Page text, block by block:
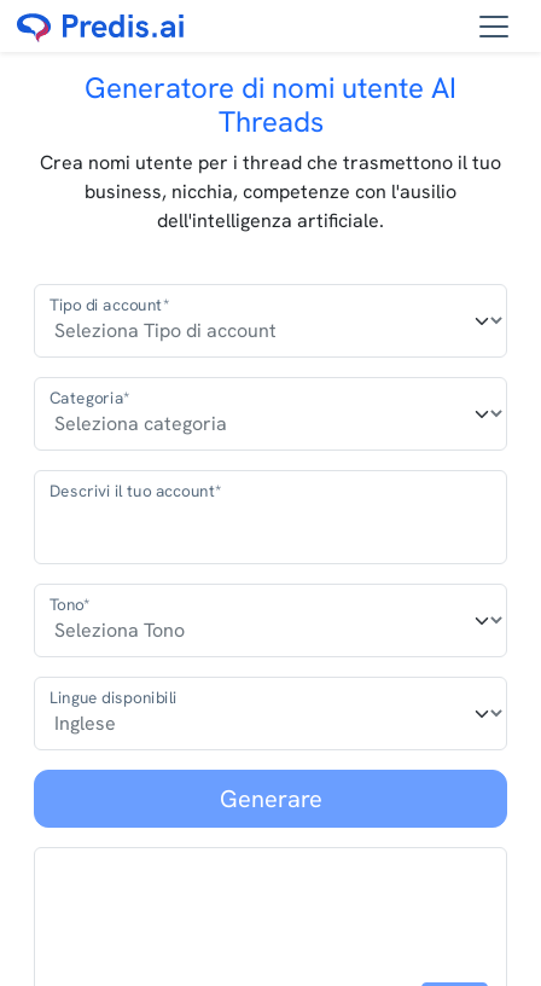
Generatore di nomi utente AI
Threads
Crea nomi utente per i thread che trasmettono il tuo
business, nicchia, competenze con l'ausilio
dell'intelligenza artificiale.
Tipo di account*
Categoria*
Descrivi il tuo account*
Tono*
Lingue disponibili
Generare